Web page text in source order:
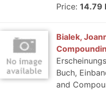
Price: 14.79
Bialek,
Buch,
and